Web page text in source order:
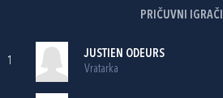
PRIČUVNI IGRAČI
1
JUSTIEN ODEURS
Vratarka